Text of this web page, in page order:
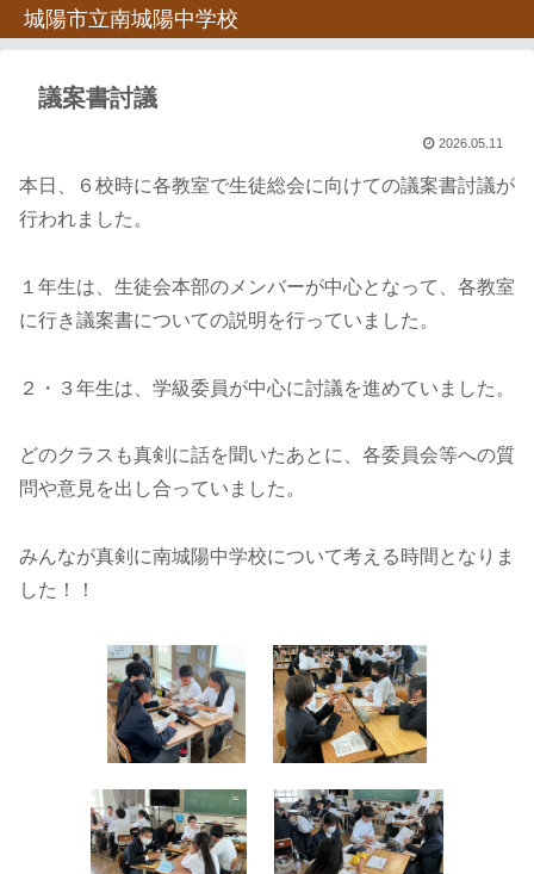
城陽市立南城陽中学校
議案書討議
2026.05.11
本日、６校時に各教室で生徒総会に向けての議案書討議が
行われました。
１年生は、生徒会本部のメンバーが中心となって、各教室
に行き議案書についての説明を行っていました。
２・３年生は、学級委員が中心に討議を進めていました。
どのクラスも真剣に話を聞いたあとに、各委員会等への質
問や意見を出し合っていました。
みんなが真剣に南城陽中学校について考える時間となりま
した！！